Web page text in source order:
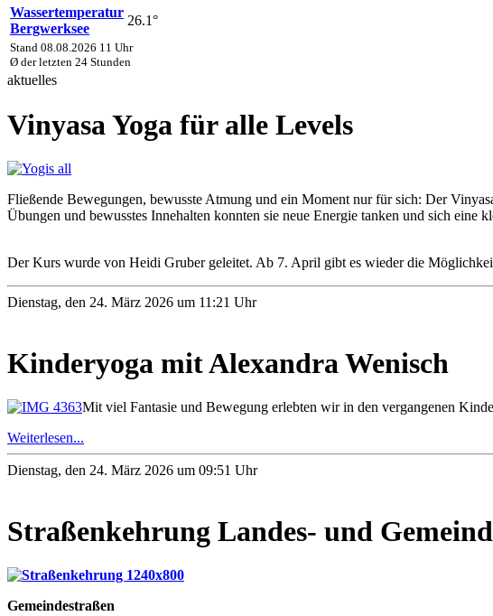
Wassertemperatur
Bergwerksee
26.1°
Stand 08.08.2026 11 Uhr
Ø der letzten 24 Stunden
aktuelles
Vinyasa Yoga für alle Levels
Fließende Bewegungen, bewusste Atmung und ein Moment nur für sich: Der
Übungen und bewusstes Innehalten konnten sie neue Energie tanken und sich eine
Der Kurs wurde von Heidi Gruber geleitet. Ab 7. April gibt es wieder die
Dienstag, den 24. März 2026 um 11:21 Uhr
Kinderyoga mit Alexandra Wenisch
Mit viel Fantasie und Bewegung erlebten wir in den vergangenen
Weiterlesen...
Dienstag, den 24. März 2026 um 09:51 Uhr
Straßenkehrung Landes- und
Gemeindestraßen